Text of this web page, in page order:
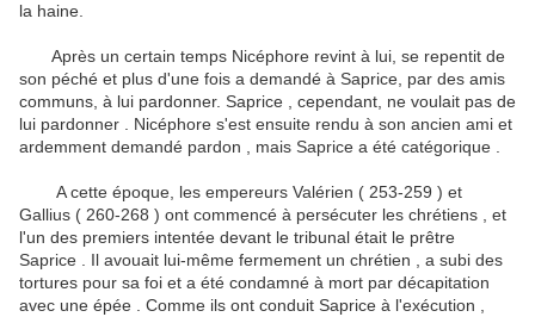
la haine.
Après un certain temps Nicéphore revint à lui, se repentit de
son péché et plus d'une fois a demandé à Saprice, par des amis
communs, à lui pardonner. Saprice , cependant, ne voulait pas de
lui pardonner .
Nicéphore s'est ensuite rendu à son ancien ami et
ardemment demandé pardon , mais Saprice a été catégorique .
A cette époque, les empereurs Valérien ( 253-259 ) et
Gallius ( 260-268 ) ont commencé à persécuter les chrétiens , et
l'un des premiers intentée devant le tribunal était le prêtre
Saprice .
Il avouait lui-même fermement un chrétien , a subi des
tortures pour sa foi et a été condamné à mort par décapitation
avec une épée .
Comme ils ont conduit Saprice à l'exécution ,